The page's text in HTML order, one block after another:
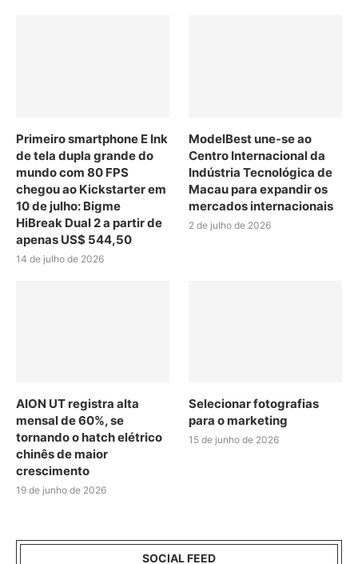
Primeiro smartphone E Ink
de tela dupla grande do
mundo com 80 FPS
chegou ao Kickstarter em
10 de julho: Bigme
HiBreak Dual 2 a partir de
apenas US$ 544,50
14 de julho de 2026
ModelBest une-se ao
Centro Internacional da
Indústria Tecnológica de
Macau para expandir os
mercados internacionais
2 de julho de 2026
AION UT registra alta
mensal de 60%, se
tornando o hatch elétrico
chinês de maior
crescimento
19 de junho de 2026
Selecionar fotografias
para o marketing
15 de junho de 2026
SOCIAL FEED